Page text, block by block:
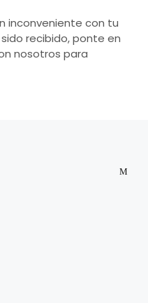
inconveniente con tu
recibido, ponte en
nosotros para